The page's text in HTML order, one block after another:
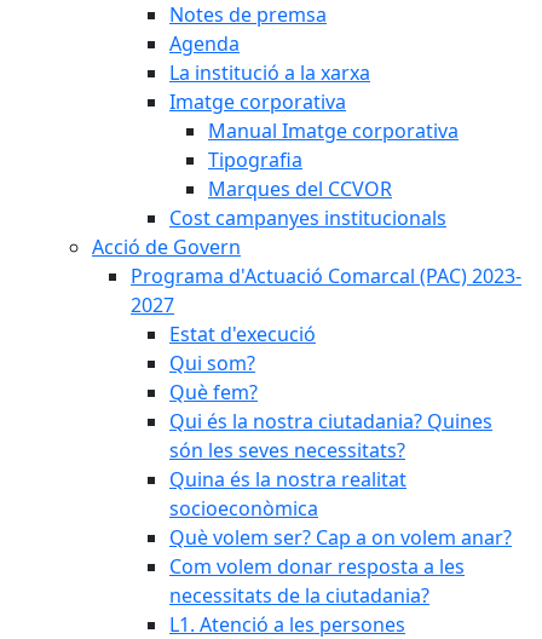
Notes de premsa
Agenda
La institució a la xarxa
Imatge corporativa
Manual Imatge corporativa
Tipografia
Marques del CCVOR
Cost campanyes institucionals
Acció de Govern
Programa d'Actuació Comarcal (PAC) 2023-
2027
Estat d'execució
Qui som?
Què fem?
Qui és la nostra ciutadania? Quines
són les seves necessitats?
Quina és la nostra realitat
socioeconòmica
Què volem ser? Cap a on volem anar?
Com volem donar resposta a les
necessitats de la ciutadania?
L1. Atenció a les persones